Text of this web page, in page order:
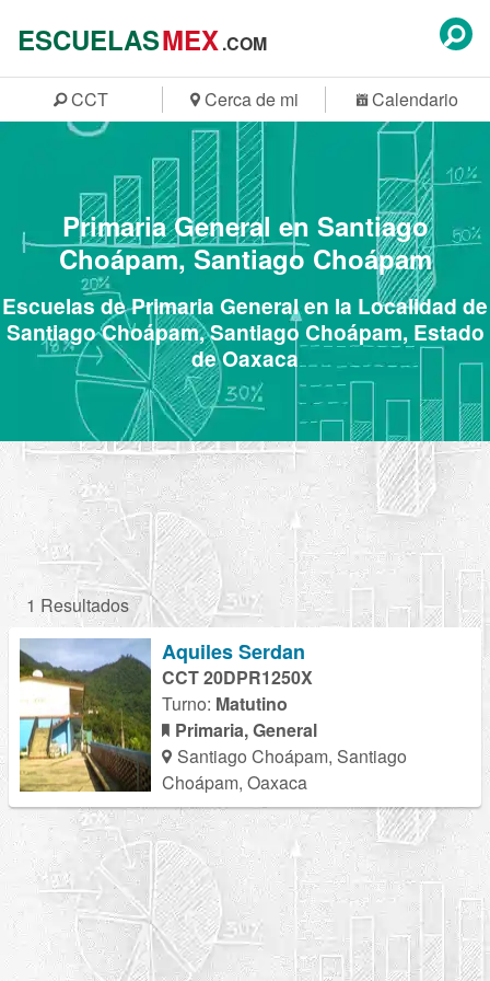
ESCUELASMEX.COM
CCT Cerca de mi Calendario
Primaria General en Santiago
Choápam, Santiago Choápam
Escuelas de Primaria General en la Localidad de
Santiago Choápam, Santiago Choápam, Estado
de Oaxaca
1 Resultados
Aquiles Serdan
CCT 20DPR1250X
Turno: Matutino
Primaria, General
Santiago Choápam, Santiago
Choápam, Oaxaca